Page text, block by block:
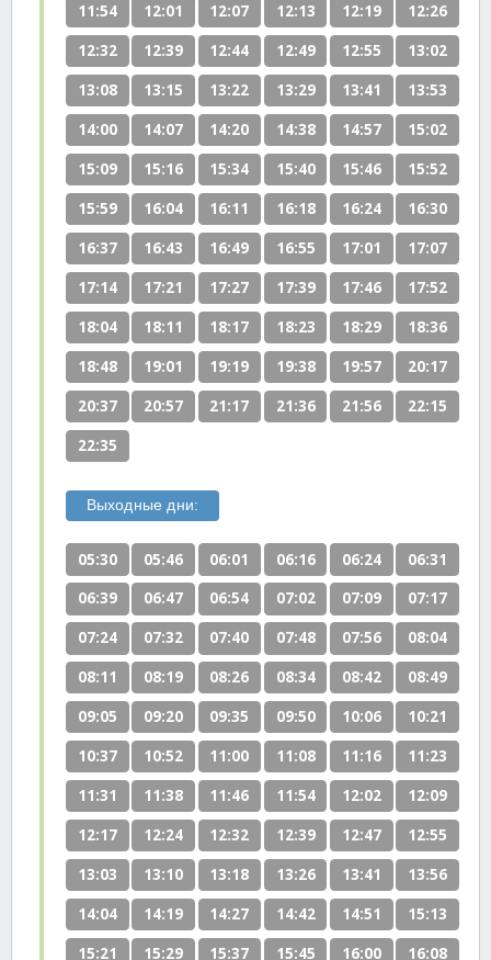
11:54
12:01 12:07 12:13 12:19
12:26
12:32
12:39 12:44 12:49 12:55
13:02
13:08
13:15 13:22 13:29 13:41
13:53
14:00
14:07 14:20 14:38 14:57
15:02
15:09
15:16 15:34 15:40 15:46
15:52
15:59
16:04 16:11 16:18 16:24
16:30
16:37
16:43 16:49 16:55 17:01
17:07
17:14
17:21 17:27 17:39 17:46
17:52
18:04
18:11 18:17 18:23 18:29
18:36
18:48
19:01 19:19 19:38 19:57
20:17
20:37
20:57 21:17 21:36 21:56
22:15
22:35
Выходные дни:
05:30 05:46 06:01 06:16 06:24
06:31
06:39
06:47 06:54 07:02 07:09
07:17
07:24
07:32 07:40 07:48 07:56
08:04
08:11
08:19 08:26 08:34 08:42
08:49
09:05
09:20 09:35 09:50 10:06
10:21
10:37
10:52 11:00 11:08 11:16
11:23
11:31
11:38 11:46 11:54 12:02
12:09
12:17
12:24 12:32 12:39 12:47
12:55
13:03
13:10 13:18 13:26 13:41
13:56
14:04
14:19 14:27 14:42 14:51
15:13
15:21
15:29 15:37 15:45 16:00
16:08